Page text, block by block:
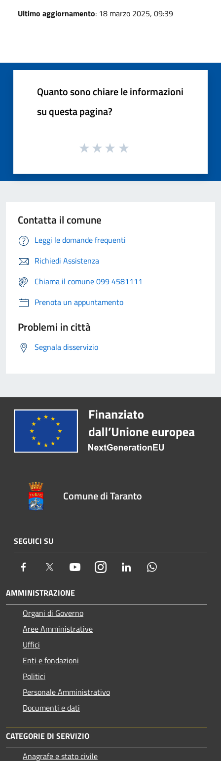
Ultimo aggiornamento: 18 marzo 2025, 09:39
Quanto sono chiare le informazioni
su questa pagina?
Contatta il comune
Leggi le domande frequenti
Richiedi Assistenza
Chiama il comune 099 4581111
Prenota un appuntamento
Problemi in città
Segnala disservizio
Comune di Taranto
SEGUICI SU
Facebook Twitter YoutubeInstagram LinkedIn
AMMINISTRAZIONE
Organi di Governo
Aree Amministrative
Uffici
Enti e fondazioni
Politici
Personale Amministrativo
Documenti e dati
CATEGORIE DI SERVIZIO
Anagrafe e stato civile